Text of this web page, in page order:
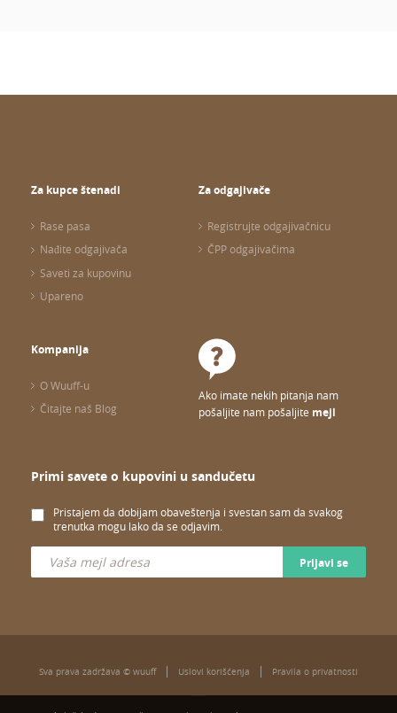
Za kupce štenadi
Rase pasa
Nađite odgajivača
Saveti za kupovinu
Upareno
Za odgajivače
Registrujte odgajivačnicu
ČPP odgajivačima
Kompanija
O Wuuff-u
Čitajte naš Blog
Ako imate nekih pitanja nam
pošaljite nam pošaljite mejl
Primi savete o kupovini u sandučetu
Pristajem da dobijam obaveštenja i svestan sam da svakog
trenutka mogu lako da se odjavim.
Prijavi se
Sva prava zadržava © wuuff Uslovi korišćenja Pravila o privatnosti